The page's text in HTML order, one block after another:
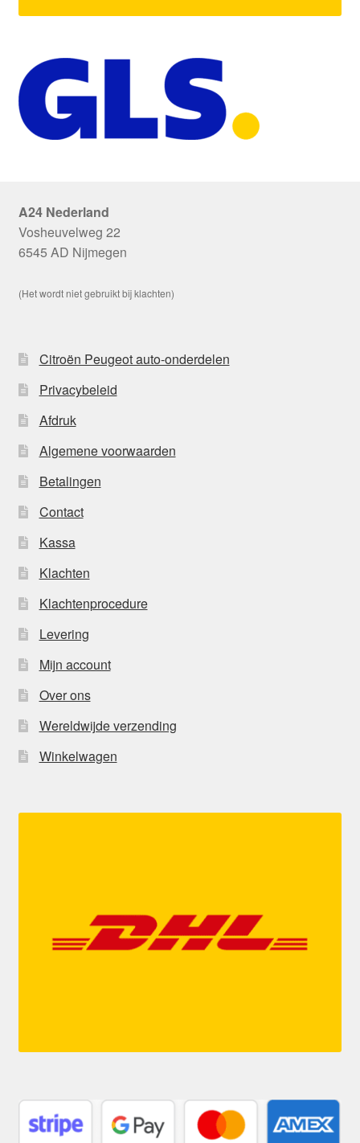
A24 Nederland
Vosheuvelweg 22
6545 AD Nijmegen
(Het wordt niet gebruikt bij klachten)
Citroën Peugeot auto-onderdelen
Privacybeleid
Afdruk
Algemene voorwaarden
Betalingen
Contact
Kassa
Klachten
Klachtenprocedure
Levering
Mijn account
Over ons
Wereldwijde verzending
Winkelwagen